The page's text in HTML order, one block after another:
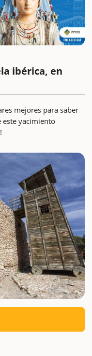
ibérica, en
mejores para saber
este yacimiento